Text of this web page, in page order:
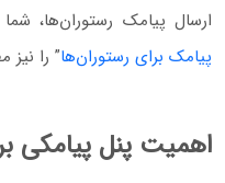
ارسال پیامک رستوران‌ها،
پیامک برای رستوران‌ها” را نیز
اهمیت پنل پیامکی